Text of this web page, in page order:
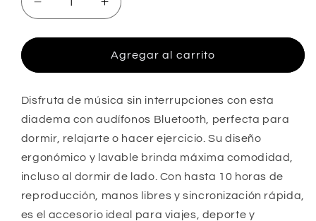
Reducir
cantidad
para
de
-
Blue
Tooth
Aumentar
cantidad
para
Banda
de
-
Blue
Tooth
Agregar al carrito
Disfruta de música sin interrupciones con esta
diadema con audífonos Bluetooth, perfecta para
dormir, relajarte o hacer ejercicio. Su diseño
ergonómico y lavable brinda máxima comodidad,
incluso al dormir de lado. Con hasta 10 horas de
reproducción, manos libres y sincronización rápida,
es el accesorio ideal para viajes, deporte y